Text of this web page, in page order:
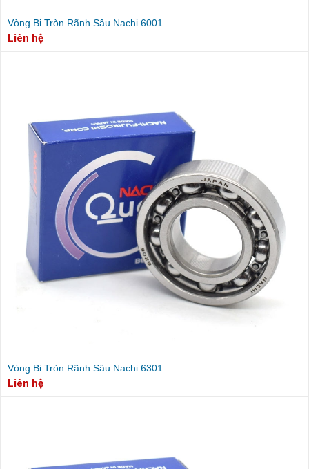
Vòng Bi Tròn Rãnh Sâu Nachi 6001
Liên hệ
Vòng Bi Tròn Rãnh Sâu Nachi 6301
Liên hệ